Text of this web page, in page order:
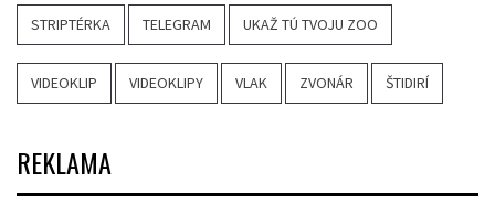
STRIPTÉRKA TELEGRAM UKAŽ TÚ TVOJU ZOO
VIDEOKLIP VIDEOKLIPY VLAK ZVONÁR ŠTIDIRÍ
REKLAMA